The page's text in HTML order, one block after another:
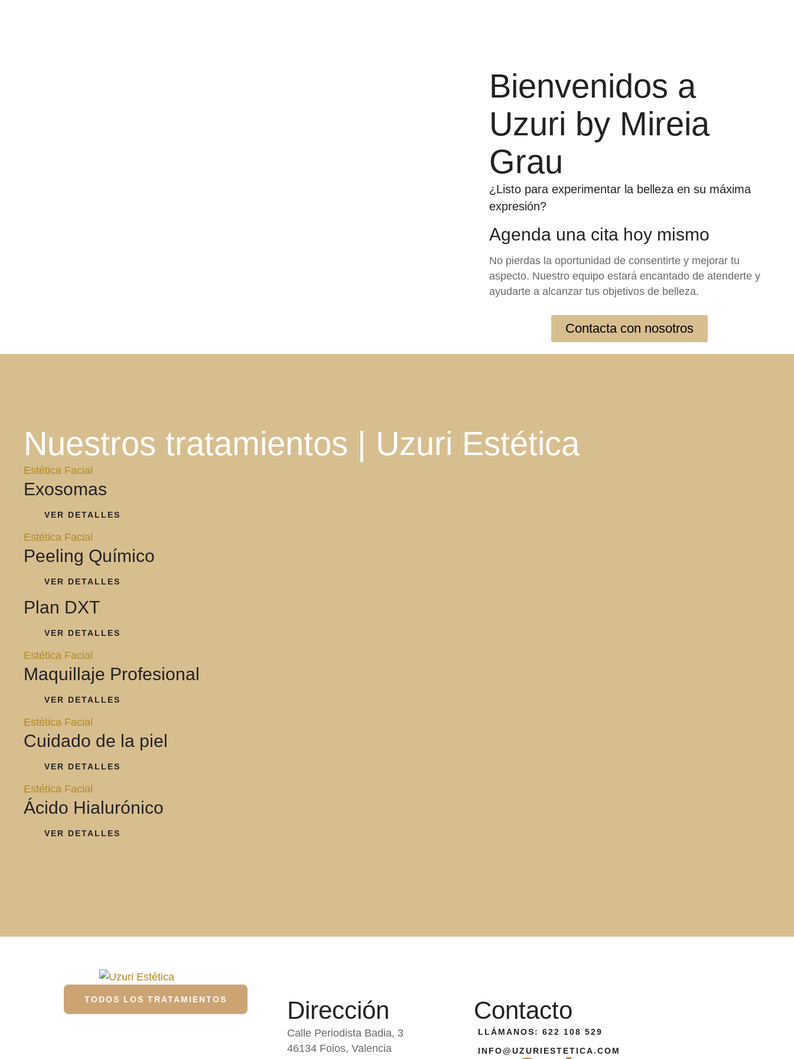
Bienvenidos a
Uzuri by Mireia
Grau
¿Listo para experimentar la belleza en su máxima
expresión?
Agenda una cita hoy mismo
No pierdas la oportunidad de consentirte y mejorar tu
aspecto. Nuestro equipo estará encantado de atenderte y
ayudarte a alcanzar tus objetivos de belleza.
Contacta con nosotros
Nuestros tratamientos | Uzuri Estética
Estética Facial
Exosomas
VER DETALLES
Estética Facial
Peeling Químico
VER DETALLES
Plan DXT
VER DETALLES
Estética Facial
Maquillaje Profesional
VER DETALLES
Estética Facial
Cuidado de la piel
VER DETALLES
Estética Facial
Ácido Hialurónico
VER DETALLES
TODOS LOS TRATAMIENTOS Dirección
Calle Periodista Badia, 3
46134 Foios, Valencia
Contacto
LLÁMANOS: 622 108 529
INFO@UZURIESTETICA.COM